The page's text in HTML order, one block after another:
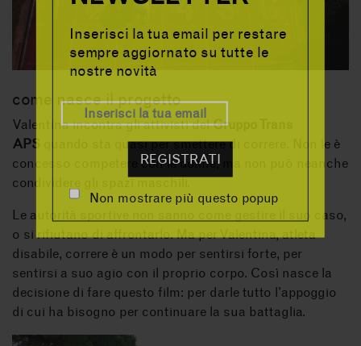
Inserisci la tua email per restare
sempre aggiornato su tutte le
nostre novità
REGISTRATI
Non mostrare più questo popup
come nasce il progetto
Valentina incontra gli attivisti delGruppo Trans
APS
quando sta quasi per smettere di correre. Non le è
concesso competere con le donne, ma non può neanche
condividere gli spazi maschili.
Le autorità sportive non sanno come gestire il suo caso,
o si rifiutano di affrontarlo. Ma per Valentina, atleta
disabile, correre è un modo per sentirsi forte, per
sentirsi a suo agio con il proprio corpo. Così nasce la
decisione di fare questo film: per darle tutto l’appoggio
di cui ha bisogno per continuare la sua battaglia.